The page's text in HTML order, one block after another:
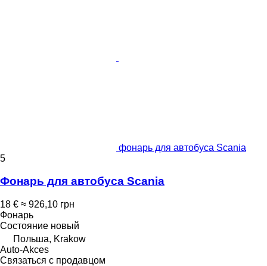
фонарь для автобуса Scania
5
Фонарь для автобуса Scania
18 € ≈ 926,10 грн
Фонарь
Состояние новый
Польша, Krakow
Auto-Akces
Связаться с продавцом